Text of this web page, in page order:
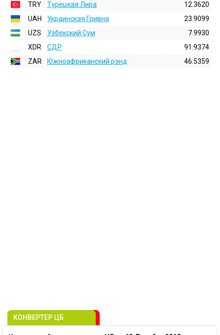
TRY
Турецкая Лира
12.3620
UAH
Украинская Гривна
23.9099
UZS
Узбекский Сум
7.9930
XDR
СДР
91.9374
ZAR
Южноафриканский рэнд 46.5359
КОНВЕРТЕР ЦБ